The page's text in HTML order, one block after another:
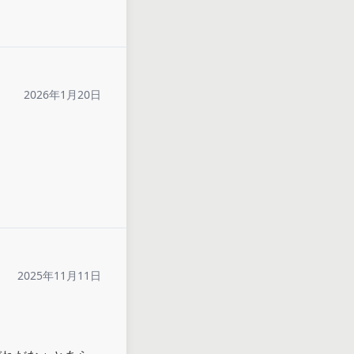
2026年1月20日
2025年11月11日